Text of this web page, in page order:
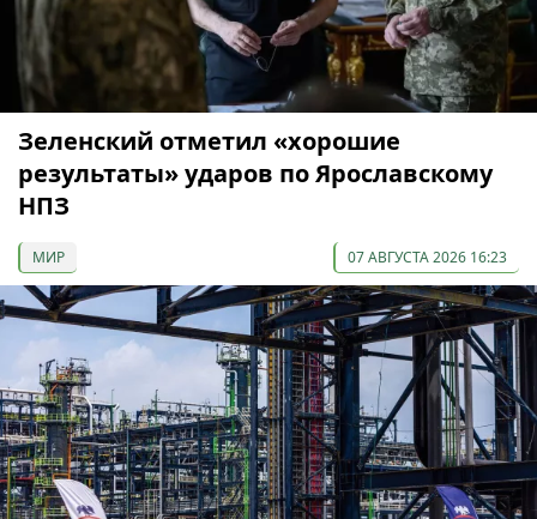
Зеленский отметил «хорошие
результаты» ударов по Ярославскому
НПЗ
МИР 07 АВГУСТА 2026 16:23